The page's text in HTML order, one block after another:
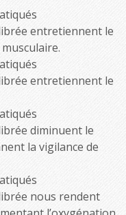
entretiennent le
entretiennent le
diminuent le
la vigilance de
nous rendent